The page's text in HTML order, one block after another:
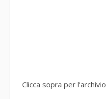
Clicca sopra per l'archivio